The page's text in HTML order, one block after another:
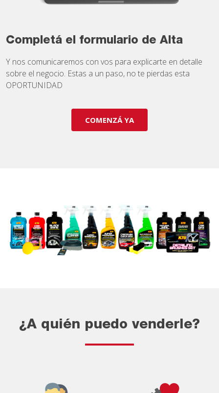
Completá el formulario de Alta
Y nos comunicaremos con vos para explicarte en detalle
sobre el negocio. Estas a un paso, no te pierdas esta
OPORTUNIDAD
COMENZÁ YA
¿A quién puedo venderle?